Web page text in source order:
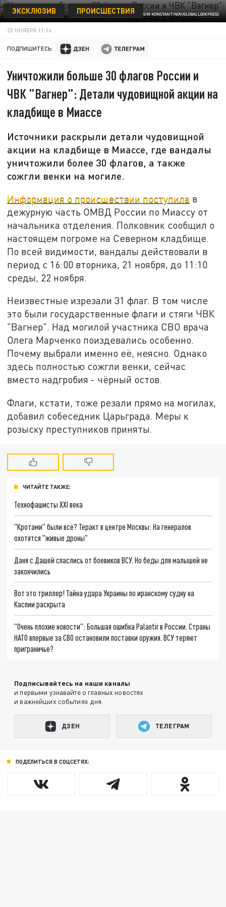
© MAKSIM KONSTANTINOV/GLOBALLOOKPRESS
ЭКСКЛЮЗИВ ПРОИСШЕСТВИЯ
23 НОЯБРЯ 11:14
ПОДПИШИТЕСЬ:
Уничтожили больше 30 флагов России и
ЧВК "Вагнер": Детали чудовищной акции на
кладбище в Миассе
Источники раскрыли детали чудовищной
акции на кладбище в Миассе, где вандалы
уничтожили более 30 флагов, а также
сожгли венки на могиле.
Информация о происшествии поступила в
дежурную часть ОМВД России по Миассу от
начальника отделения. Полковник сообщил о
настоящем погроме на Северном кладбище.
По всей видимости, вандалы действовали в
период с 16:00 вторника, 21 ноября, до 11:10
среды, 22 ноября.
Неизвестные изрезали 31 флаг. В том числе
это были государственные флаги и стяги ЧВК
"Вагнер". Над могилой участника СВО врача
Олега Марченко поиздевались особенно.
Почему выбрали именно её, неясно. Однако
здесь полностью сожгли венки, сейчас
вместо надгробия - чёрный остов.
Флаги, кстати, тоже резали прямо на могилах,
добавил собеседник Царьграда. Меры к
розыску преступников приняты.
ЧИТАЙТЕ ТАКЖЕ:
Технофашисты XXI века
"Кротами" были все? Теракт в центре Москвы: На генералов
охотятся "живые дроны"
Даня с Дашей спаслись от боевиков ВСУ. Но беды для малышей не
закончились
Вот это триллер! Тайна удара Украины по иранскому судну на
Каспии раскрыта
"Очень плохие новости": Большая ошибка Palantir в России. Страны
НАТО впервые за СВО остановили поставки оружия. ВСУ теряют
приграничье?
Подписывайтесь на наши каналы
и первыми узнавайте о главных новостях
и важнейших событиях дня.
ДЗЕН ТЕЛЕГРАМ
ПОДЕЛИТЬСЯ В СОЦСЕТЯХ: